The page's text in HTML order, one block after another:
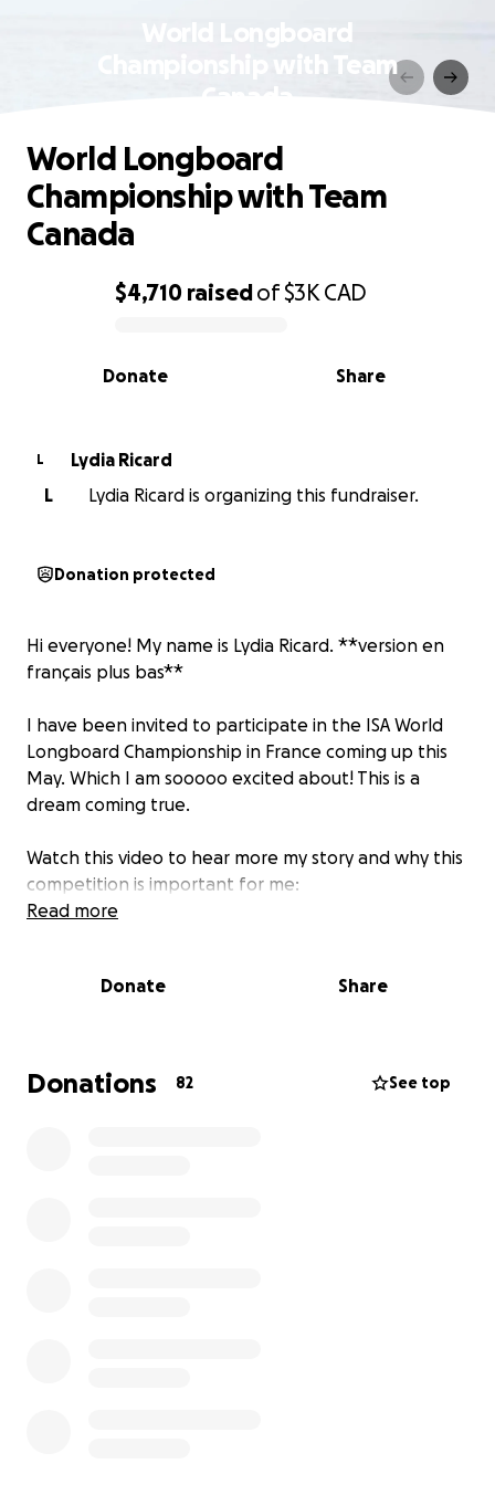
World Longboard
Championship with Team
Canada
0% complete
$4,710 raisedof$3K CAD
Share
Donate
World Longboard
Championship with Team
Canada
L
Lydia Ricard
L
Lydia Ricard is organizing this fundraiser.
Donation protected
Hi everyone! My name is Lydia Ricard. **version en
français plus bas**
I have been invited to participate in the ISA World
Longboard Championship in France coming up this
May. Which I am sooooo excited about! This is a
dream coming true.
Watch this video to hear more my story and why this
competition is important for me:
Read more
Donate Share
Donations 82 See top